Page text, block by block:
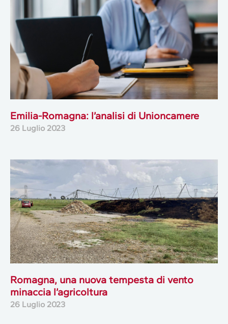
Emilia-Romagna: l’analisi di Unioncamere
26 Luglio 2023
Romagna, una nuova tempesta di vento
minaccia l’agricoltura
26 Luglio 2023